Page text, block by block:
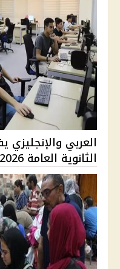
العربي
الثانوية العامة 2026 وتأثيرهما ع...